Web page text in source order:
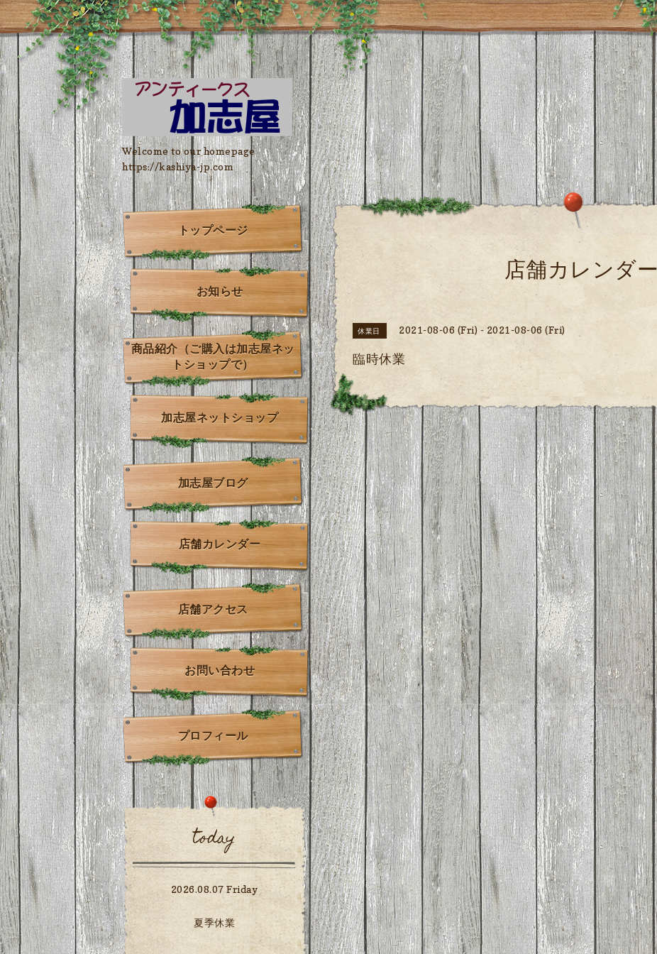
Welcome to our homepage
https://kashiya-jp.com
店舗カレンダー
休業日 2021-08-06 (Fri) - 2021-08-06 (Fri)
臨時休業
トップページ
お知らせ
商品紹介（ご購入は加志屋ネッ
トショップで）
加志屋ネットショップ
加志屋ブログ
店舗カレンダー
店舗アクセス
お問い合わせ
プロフィール
today
2026.08.07 Friday
夏季休業